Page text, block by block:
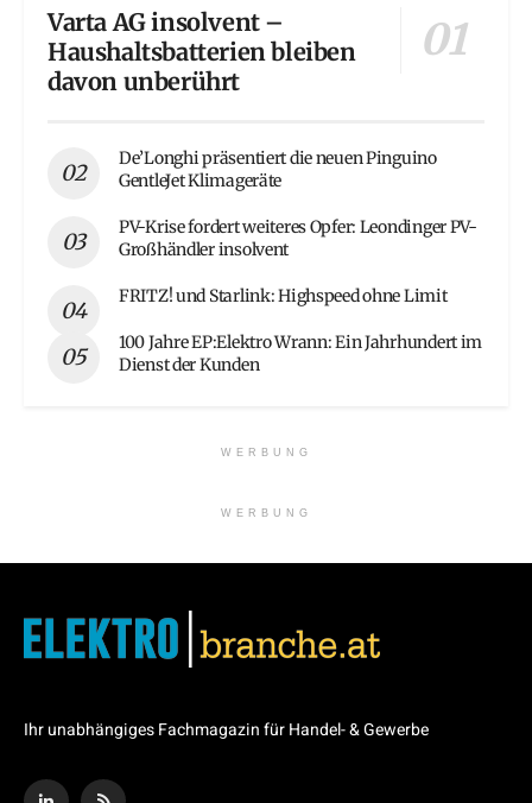
Varta AG insolvent –
Haushaltsbatterien bleiben
davon unberührt
De’Longhi präsentiert die neuen Pinguino
GentleJet Klimageräte
PV-Krise fordert weiteres Opfer: Leondinger PV-
Großhändler insolvent
FRITZ! und Starlink: Highspeed ohne Limit
100 Jahre EP:Elektro Wrann: Ein Jahrhundert im
Dienst der Kunden
WERBUNG
WERBUNG
Ihr unabhängiges Fachmagazin für Handel- & Gewerbe